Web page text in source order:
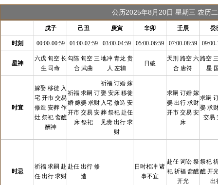
公历2025年8月20日 星期三 农历
戊子 己丑 庚寅 辛卯 壬辰 癸
时刻 00:00-00:59 01:00-02:59 03:00-04:59 05:00-06:59 07:00-08:59
星神
六戊 旬空 长
生 司命
勾陈 旬空 三
合 武曲
地冲 青龙 贵
人 左辅
日破
天刑 路空 六
合 唐符
路空
星
时宜
嫁娶 移徙 入
宅 开市 交易
修造 安葬 作
灶 祭祀 斋醮
酬神
祈福 求嗣 订
婚 嫁娶 求财
开市 交易 安
床 祭祀
祈福 订婚 嫁
娶 安床 移徙
入宅 修造 安
葬 祭祀 赴任
见贵 出行 求
财
求嗣 订婚 嫁
娶 出行 求财
开市 交易 安
床
求嗣
娶 求
交易
时忌
祈福 求嗣 赴
任 出行 求财
赴任 出行 修
造
日时相冲 诸
事不宜
赴任 词讼 祭
祀 祈福 斋醮
开光
祭祀
醮 开
出